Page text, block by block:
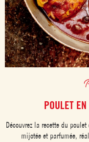
POULET
Découvrez la recette du
mijotée et parfumée,